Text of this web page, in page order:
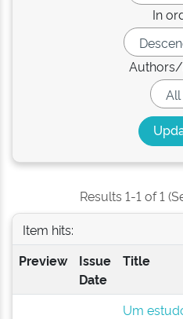
In
Results 1-1 of 1
Item hits:
Preview
Issue
Date
Title
Um